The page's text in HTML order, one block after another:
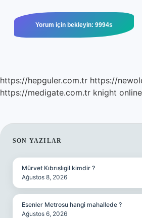
https://hepguler.com.tr https://
https://medigate.com.tr knight online
SIDEBAR
SON YAZILAR
Mürvet Kıbrıslıgil kimdir ?
Ağustos 8, 2026
Esenler Metrosu hangi mahallede ?
Ağustos 6, 2026